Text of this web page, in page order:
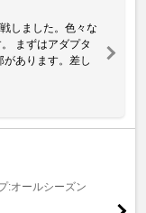
しました。色々な
まずはアダプタ
あります。差し
:オールシーズン